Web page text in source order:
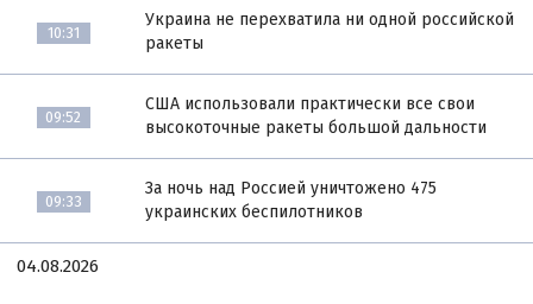
10:31
Украина не перехватила ни одной российской
ракеты
09:52
США использовали практически все свои
высокоточные ракеты большой дальности
09:33
За ночь над Россией уничтожено 475
украинских беспилотников
04.08.2026